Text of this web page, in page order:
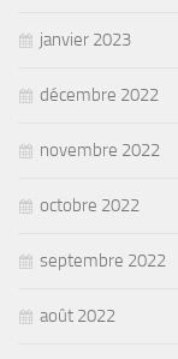
janvier 2023
décembre 2022
novembre 2022
octobre 2022
septembre 2022
août 2022